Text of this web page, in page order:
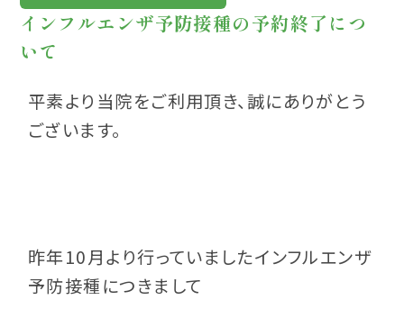
インフルエンザ予防接種の予約終了につ
いて
平素より当院をご利用頂き、誠にありがとう
ございます。
昨年10月より行っていましたインフルエンザ
予防接種につきまして